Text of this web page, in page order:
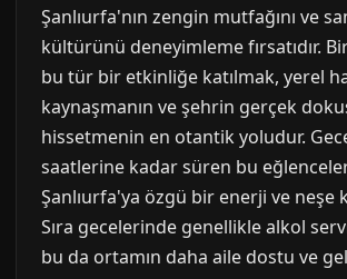
Şanlıurfa'nın zengin mutfağını ve
kültürünü deneyimleme fırsatıdır.
bu tür bir etkinliğe katılmak, yerel
kaynaşmanın ve şehrin gerçek
hissetmenin en otantik yoludur.
saatlerine kadar süren bu
Şanlıurfa'ya özgü bir enerji ve neşe
Sıra gecelerinde genellikle alkol
bu da ortamın daha aile dostu ve